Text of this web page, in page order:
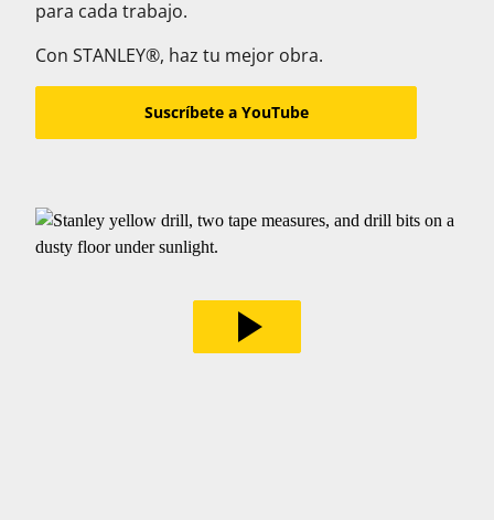
para cada trabajo.
Con STANLEY®, haz tu mejor obra.
Suscríbete a YouTube
play_arrow